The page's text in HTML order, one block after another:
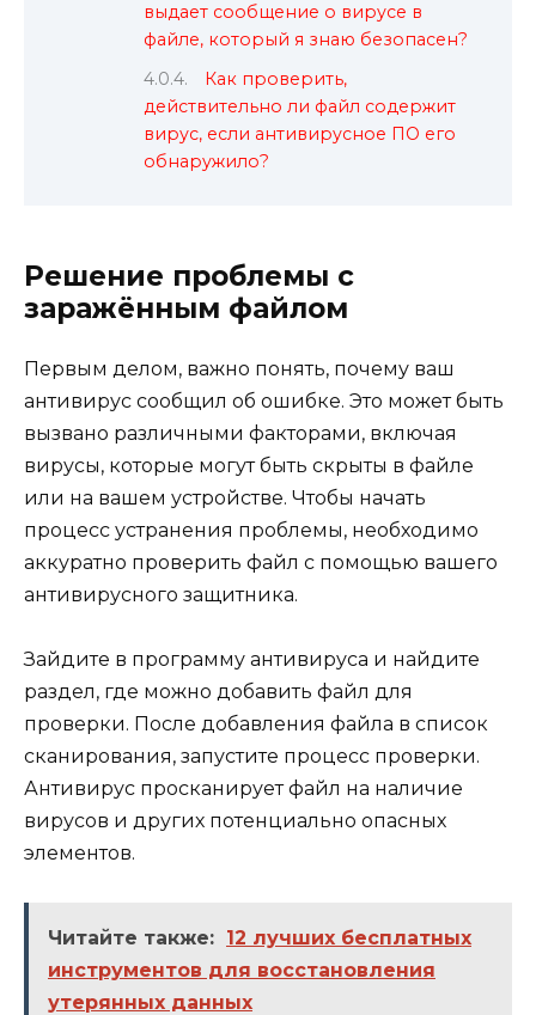
выдает сообщение о вирусе в
файле, который я знаю безопасен?
Как проверить,
действительно ли файл содержит
вирус, если антивирусное ПО его
обнаружило?
Решение проблемы с
заражённым файлом
Первым делом, важно понять, почему ваш
антивирус сообщил об ошибке. Это может быть
вызвано различными факторами, включая
вирусы, которые могут быть скрыты в файле
или на вашем устройстве. Чтобы начать
процесс устранения проблемы, необходимо
аккуратно проверить файл с помощью вашего
антивирусного защитника.
Зайдите в программу антивируса и найдите
раздел, где можно добавить файл для
проверки. После добавления файла в список
сканирования, запустите процесс проверки.
Антивирус просканирует файл на наличие
вирусов и других потенциально опасных
элементов.
Читайте также: 12 лучших бесплатных
инструментов для восстановления
утерянных данных